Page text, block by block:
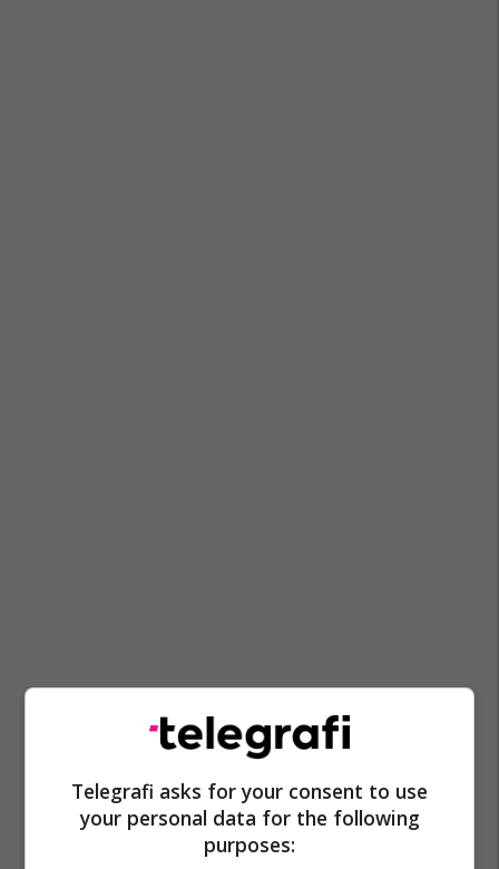
Telegrafi asks for your consent to use
your personal data for the following
purposes: